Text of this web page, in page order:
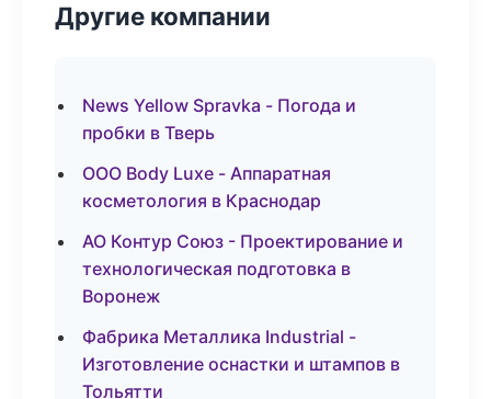
Другие компании
News Yellow Spravka - Погода и
пробки в Тверь
ООО Body Luxe - Аппаратная
косметология в Краснодар
АО Контур Союз - Проектирование и
технологическая подготовка в
Воронеж
Фабрика Металлика Industrial -
Изготовление оснастки и штампов в
Тольятти